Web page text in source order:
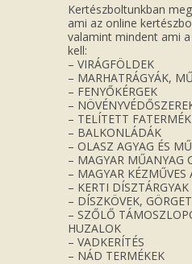
Kertészboltunkban
ami az online
valamint mindent ami
kell:
– VIRÁGFÖLDEK
– MARHATRÁGYÁK,
– FENYŐKÉRGEK
–
– TELÍTETT
– BALKONLÁDÁK
– OLASZ AGYAG ÉS
– MAGYAR MŰANYAG
– MAGYAR KÉZMŰVES
– KERTI DÍSZTÁRGYAK
– DÍSZKÖVEK,
– SZŐLŐ
HUZALOK
– VADKERÍTÉS
– NÁD TERMÉKEK